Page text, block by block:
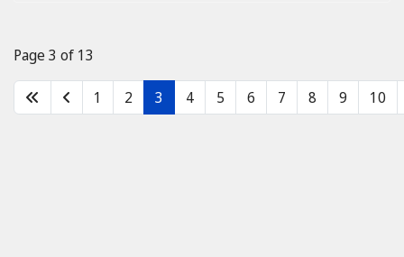
Page 3 of 13
1 2 3 4 5 6 7 8 9 10